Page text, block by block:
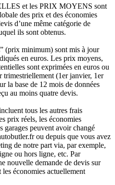
et les PRIX MOYENS sont
des prix et des économies
d’une même catégorie de
ils sont obtenus.
minimum) sont mis à jour
en euros. Les prix moyens,
sont exprimées en euros ou
trimestriellement (1er janvier, 1er
la base de 12 mois de données
au moins quatre devis.
tous les autres frais
prix réels, les économies
garages peuvent avoir changé
ou depuis que vous avez
de notre part via, par exemple,
ou hors ligne, etc. Par
nouvelle demande de devis sur
économies actuellement